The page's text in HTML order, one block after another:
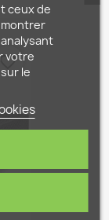
favorite_border
ceux de
votre
le